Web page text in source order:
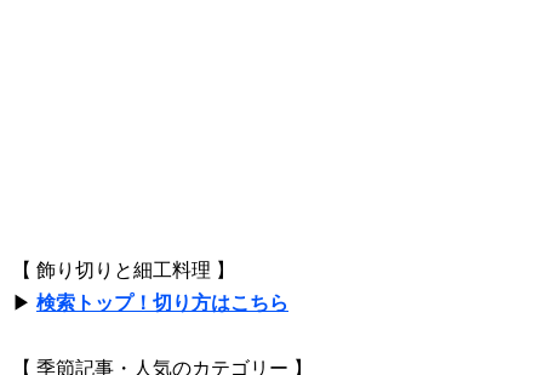
【 飾り切りと細工料理 】
▶ 検索トップ！切り方はこちら
【 季節記事・人気のカテゴリー 】